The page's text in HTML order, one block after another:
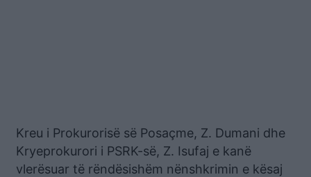
Kreu i Prokurorisë së Posaçme, Z. Dumani dhe
Kryeprokurori i PSRK-së, Z. Isufaj e kanë
vlerësuar të rëndësishëm nënshkrimin e kësaj